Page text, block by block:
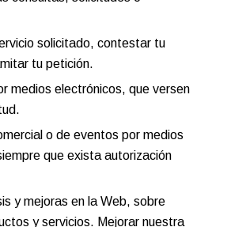
solicitado, contestar tu
tu petición.
medios electrónicos, que versen
o de eventos por medios
que exista autorización
y mejoras en la Web, sobre
y servicios. Mejorar nuestra